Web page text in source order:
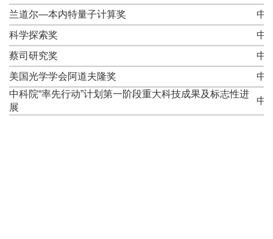
兰道尔—本内特量子计算奖
中
科学探索奖
中
蔡司研究奖
中
美国光学学会阿道夫隆奖
中
中科院“率先行动”计划第一阶段重大科技成果及标志性进
展
中